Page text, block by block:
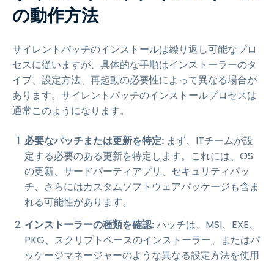
の動作方法
サイレントパッチのインストールは繰り返し可能なプロ
セスに従いますが、具体的な手順はインストーラーのタ
イプ、設定方法、再起動の必要性によって異なる場合が
あります。サイレントパッチのインストールプロセスは
通常このようになります。
必要なパッチまたは更新を特定: まず、ITチームが設
定する必要のある更新を特定します。これには、OS
の更新、サードパーティアプリ、セキュリティパッ
チ、さらにはカスタムソフトウェアパッケージも含ま
れる可能性があります。
インストーラーの種類を確認:パッチは、MSI、EXE、
PKG、スクリプトベースのインストーラー、またはパ
ッケージマネージャーのような異なる設定方法を使用